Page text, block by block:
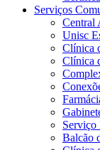
Serviços
Central
Unisc
Clínica
Clínica
Serviço
Balcão